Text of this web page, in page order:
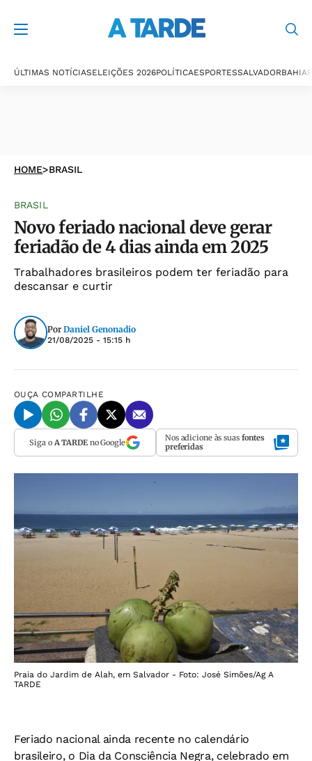
ÚLTIMAS NOTÍCIASELEIÇÕES 2026POLÍTICAESPORTESSALVADORBAHIA
HOME>BRASIL
BRASIL
Novo feriado nacional deve gerar
feriadão de 4 dias ainda em 2025
Trabalhadores brasileiros podem ter feriadão para
descansar e curtir
Por Daniel Genonadio
21/08/2025 - 15:15 h
OUÇA COMPARTILHE
Siga o A TARDEno Google Nos adicione às suas fontes
preferidas
Praia do Jardim de Alah, em Salvador - Foto: José Simões/Ag A
TARDE
Feriado nacional ainda recente no calendário
brasileiro, o Dia da Consciência Negra, celebrado em